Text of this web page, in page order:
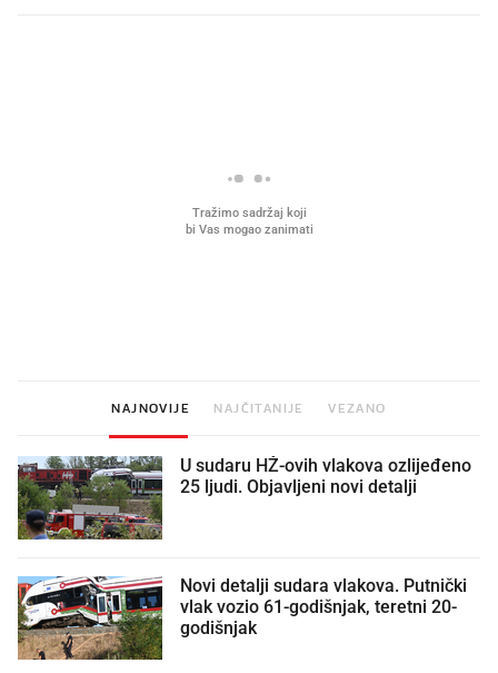
NAJNOVIJE NAJČITANIJE VEZANO
U sudaru HŽ-ovih vlakova ozlijeđeno
25 ljudi. Objavljeni novi detalji
Novi detalji sudara vlakova. Putnički
vlak vozio 61-godišnjak, teretni 20-
godišnjak